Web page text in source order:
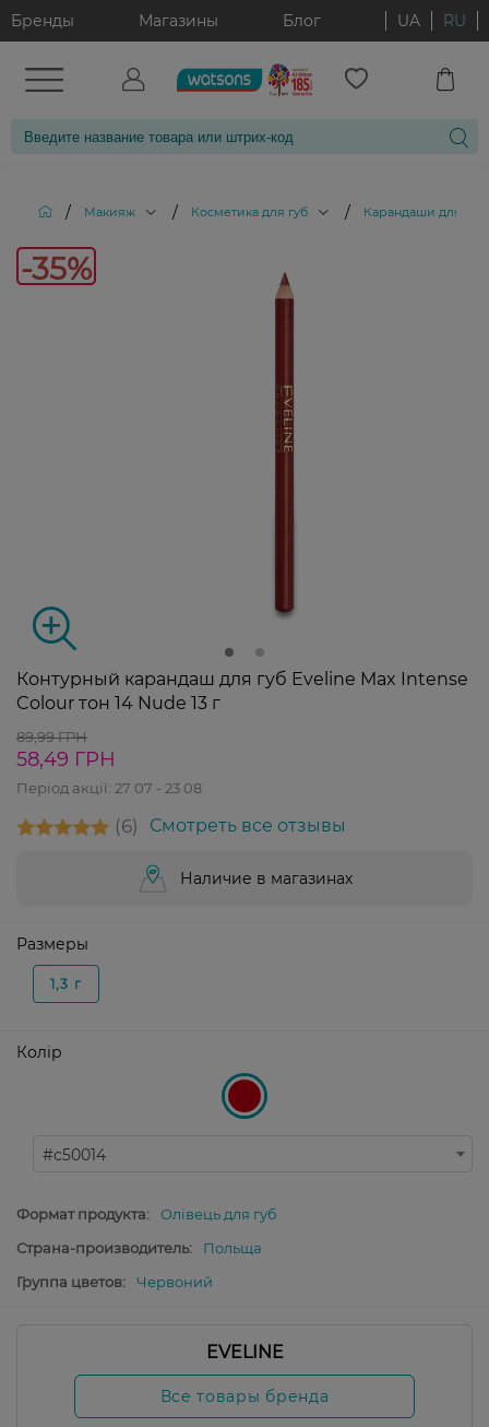
Бренды Магазины Блог UA RU
/ Макияж / Косметика для губ / Карандаши для губ
-35%
Контурный карандаш для губ Eveline Max Intense
Colour тон 14 Nude 13 г
89,99 ГРН
58,49 ГРН
Період акції: 27 07 - 23 08
6 Смотреть все отзывы
Наличие в магазинах
Размеры
1,3 г
Колір
#c50014
Формат продукта:
Олівець для губ
Страна-производитель:
Польща
Группа цветов:
Червоний
EVELINE
Все товары бренда